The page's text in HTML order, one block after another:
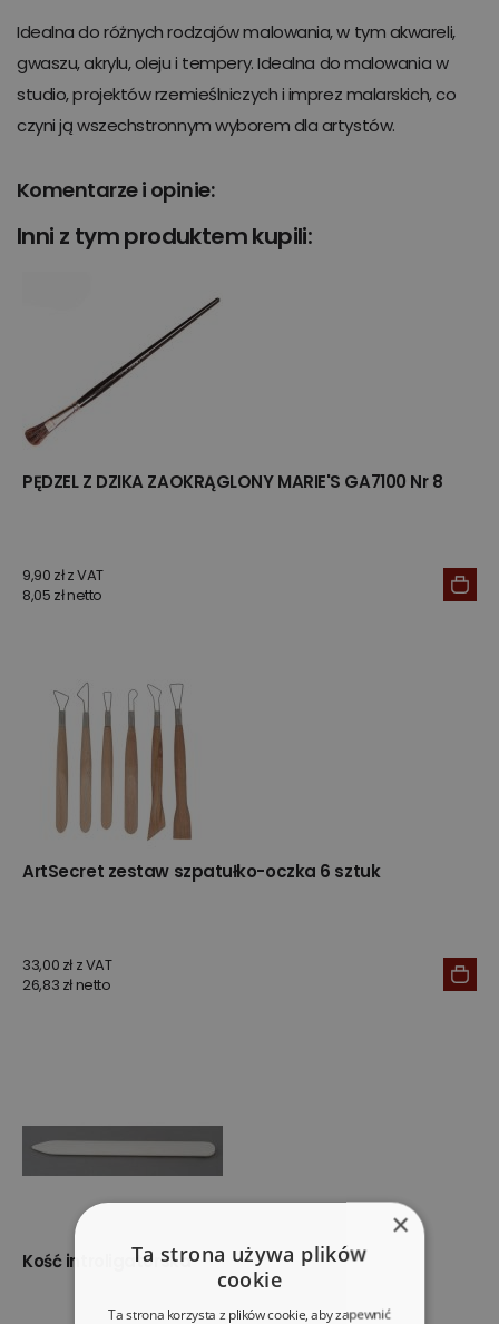
Idealna do różnych rodzajów malowania, w tym akwareli,
gwaszu, akrylu, oleju i tempery. Idealna do malowania w
studio, projektów rzemieślniczych i imprez malarskich, co
czyni ją wszechstronnym wyborem dla artystów.
Komentarze i opinie:
Inni z tym produktem kupili:
PĘDZEL Z DZIKA ZAOKRĄGLONY MARIE'S GA7100 Nr 8
9,90 zł z VAT
8,05 zł netto
ArtSecret zestaw szpatułko-oczka 6 sztuk
33,00 zł z VAT
26,83 zł netto
Kość introligatorska
×
Ta strona używa plików
cookie
Ta strona korzysta z plików cookie, aby zapewnić